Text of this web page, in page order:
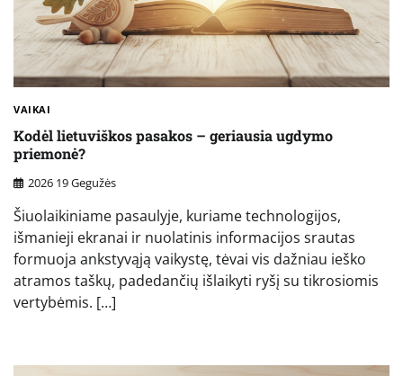
VAIKAI
Kodėl lietuviškos pasakos – geriausia ugdymo
priemonė?
2026 19 Gegužės
Šiuolaikiniame pasaulyje, kuriame technologijos,
išmanieji ekranai ir nuolatinis informacijos srautas
formuoja ankstyvąją vaikystę, tėvai vis dažniau ieško
atramos taškų, padedančių išlaikyti ryšį su tikrosiomis
vertybėmis. […]